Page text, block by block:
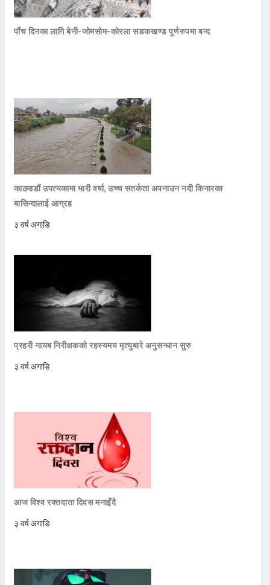
पाँच दिनका लागि बेनी-जोमसोम-कोरला सडकखण्ड पूर्णरुपमा बन्द
काठमाडौं उपत्यकामा भारी वर्षा, उच्च सतर्कता अपनाउन नदी किनारका
बासिन्दालाई आग्रह
३ वर्ष अगाडि
प्रहरी नायब निरीक्षकको रहस्यमय मृत्युबारे अनुसन्धान सुरु
३ वर्ष अगाडि
आज विश्व रक्तदाता दिवस मनाइँदै
३ वर्ष अगाडि